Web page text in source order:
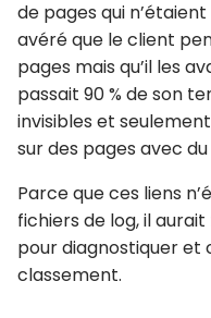
de pages qui n’étaient
avéré que le client
pages mais qu’il les
passait 90 % de son
invisibles et
sur des pages avec
Parce que ces liens
fichiers de log, il
pour diagnostiquer et
classement.